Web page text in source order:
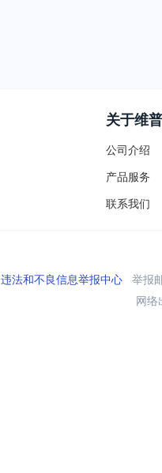
关于维普
公司介绍
产品服务
联系我们
违法和不良信息举报中心举报
网